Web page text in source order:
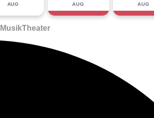
AUG
AUG
AUG
MusikTheater